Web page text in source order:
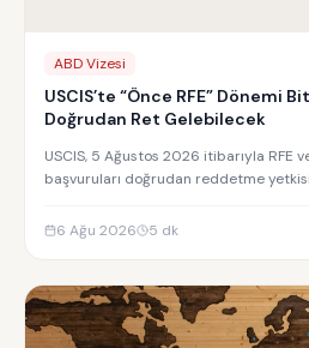
ABD Vizesi
USCIS’te “Önce RFE” Dönemi
Doğrudan Ret Gelebilecek
USCIS, 5 Ağustos 2026 itibarıyla RFE
başvuruları doğrudan reddetme
6 Ağu 2026
5 dk